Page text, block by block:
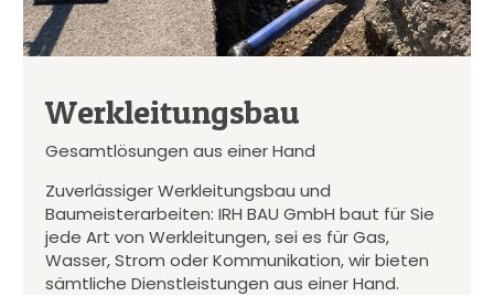
Werkleitungsbau
Gesamtlösungen aus einer Hand
Zuverlässiger Werkleitungsbau und
Baumeisterarbeiten: IRH BAU GmbH baut für Sie
jede Art von Werkleitungen, sei es für Gas,
Wasser, Strom oder Kommunikation, wir bieten
sämtliche Dienstleistungen aus einer Hand.